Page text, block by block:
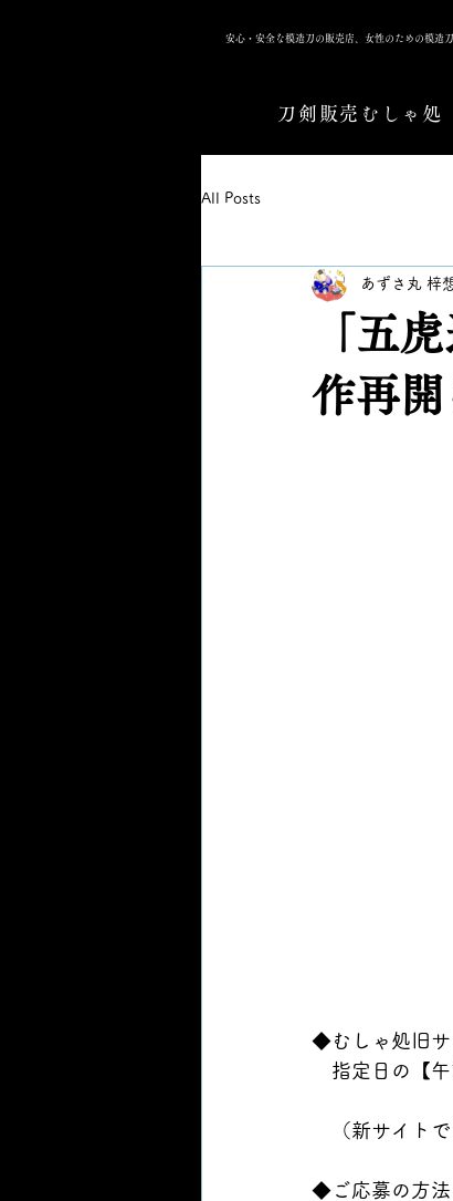
安心・安全な模造刀の販売店、女性のための模造
刀剣販売むしゃ処
All Posts
「五
作再
あずさ丸 梓
◆むしゃ処旧サ
指定日の【午
（新サイトで
◆ご応募の方法